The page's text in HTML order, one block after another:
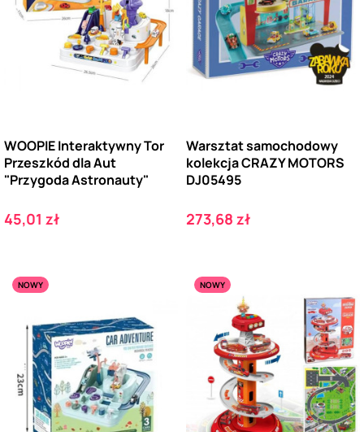
WOOPIE Interaktywny Tor
Przeszkód dla Aut
"Przygoda Astronauty"
Cena
45,01 zł
Warsztat samochodowy
kolekcja CRAZY MOTORS
DJ05495
Cena
273,68 zł
NOWY NOWY